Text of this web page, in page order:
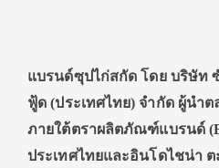
แบรนด์ซุปไก่สกัด โดย บริษัท
ฟู้ด (ประเทศไทย) จำกัด ผู้นำ
ภายใต้ตราผลิตภัณฑ์แบรนด์ (
ประเทศไทยและอินโดไชน่า